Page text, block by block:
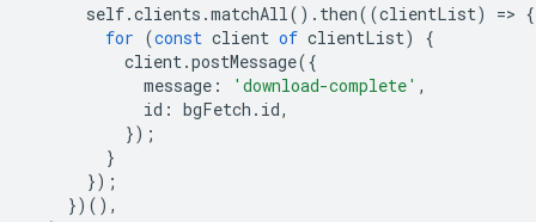
self.clients .matchAll(). then((clientList) => {
for (const client of clientList)
{
client.postMessage({
message : 'download-complete' ,
id : bgFetch . id,
});
}
});
})(),